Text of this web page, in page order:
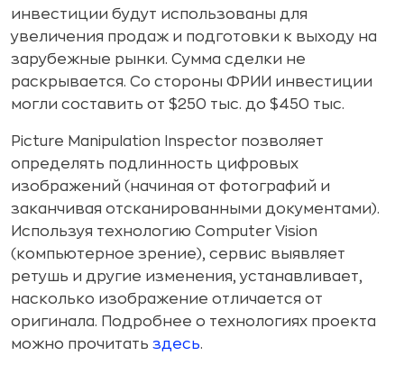
инвестиции будут использованы для
увеличения продаж и подготовки к выходу на
зарубежные рынки. Сумма сделки не
раскрывается. Со стороны ФРИИ инвестиции
могли составить от $250 тыс. до $450 тыс.
Picture Manipulation Inspector позволяет
определять подлинность цифровых
изображений (начиная от фотографий и
заканчивая отсканированными документами).
Используя технологию Computer Vision
(компьютерное зрение), сервис выявляет
ретушь и другие изменения, устанавливает,
насколько изображение отличается от
оригинала. Подробнее о технологиях проекта
можно прочитать здесь.